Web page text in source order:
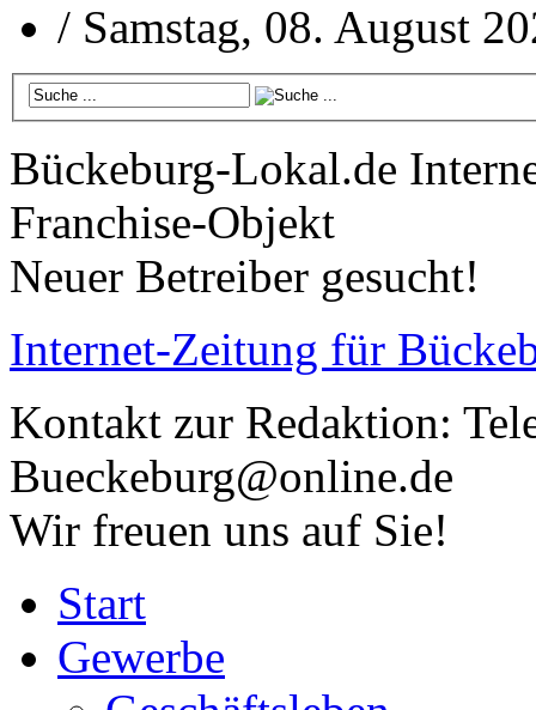
/ Samstag, 08. August
Bückeburg-Lokal.de
Franchise-Objekt
Neuer Betreiber gesucht!
Internet-Zeitung für
Kontakt zur Redaktion:
Bueckeburg@online.de
Wir freuen uns auf Sie!
Start
Gewerbe